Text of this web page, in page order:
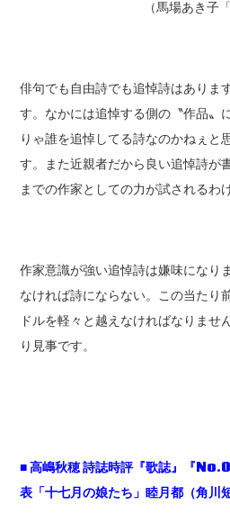
（馬場あき子
俳句でも自由詩でも追悼詩はありま
す。なかには追悼する側の〝作品〟
りゃ誰を追悼してる詩なのかねぇと
す。また近親者だから良い追悼詩が
までの作家としての力が試されるわ
作家意識が強い追悼詩は嫌味になり
なければ詩にならない。この当たり
ドルを軽々と越えなければなりませ
り見事です。
■高嶋秋穂詩誌時評『歌誌』『
表「十七月の娘たち」睦月都（角川